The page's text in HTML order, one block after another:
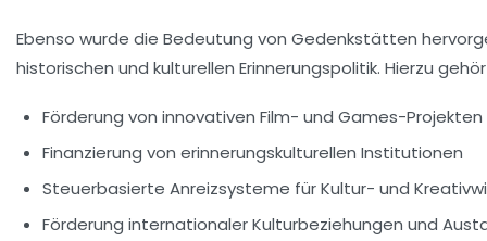
Ebenso wurde die Bedeutung von Gedenkstätten
historischen und kulturellen Erinnerungspolitik. Hierzu
Förderung von innovativen Film- und Games-Projekten
Finanzierung von erinnerungskulturellen Institutionen
Steuerbasierte Anreizsysteme für Kultur- und
Förderung internationaler Kulturbeziehungen und